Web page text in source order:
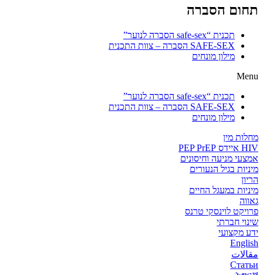
תחום הסברה
תכנית “safe-sex הסברה לנוער”
SAFE-SEX הסברה – צוות התכנית
מילון מונחים
Menu
תכנית “safe-sex הסברה לנוער”
SAFE-SEX הסברה – צוות התכנית
מילון מונחים
מחלות מין
HIV איידס PEP PrEP
אמצעי מניעה וחיסונים
מיניות בגיל הנעורים
הריון
מיניות במעגל החיים
גאווה
פרויקט לוינסקי טרנס
שינוי חברתי
ידע מקצועי
English
مقالات
Статьи